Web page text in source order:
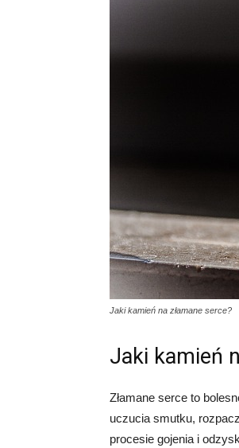
Jaki kamień na złamane serce?
Jaki kamień
Złamane serce to
uczucia smutku,
procesie gojenia i